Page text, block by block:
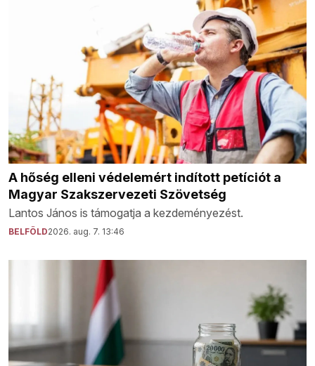
A hőség elleni védelemért indított petíciót a
Magyar Szakszervezeti Szövetség
Lantos János is támogatja a kezdeményezést.
BELFÖLD2026. aug. 7. 13:46